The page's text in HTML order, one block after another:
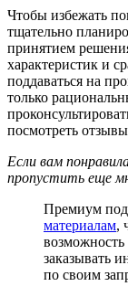
Чтобы избежать
тщательно
принятием
характеристик и
поддаваться на
только
посмотреть
Если вам
пропустить еще
Премиум
материалам,
возможность
заказывать
по своим